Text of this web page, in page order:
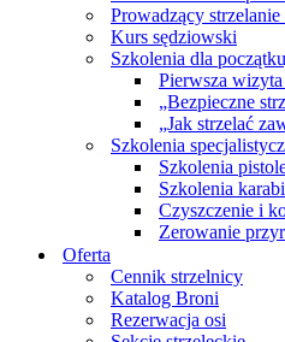
Prowadzący
Kurs sędziowski
Szkolenia dla
Pierwsza
„Bezpieczne
„Jak strzelać
Szkolenia
Szkolenia
Szkolenia
Czyszczenie i
Zerowanie
Oferta
Cennik strzelnicy
Katalog Broni
Rezerwacja osi